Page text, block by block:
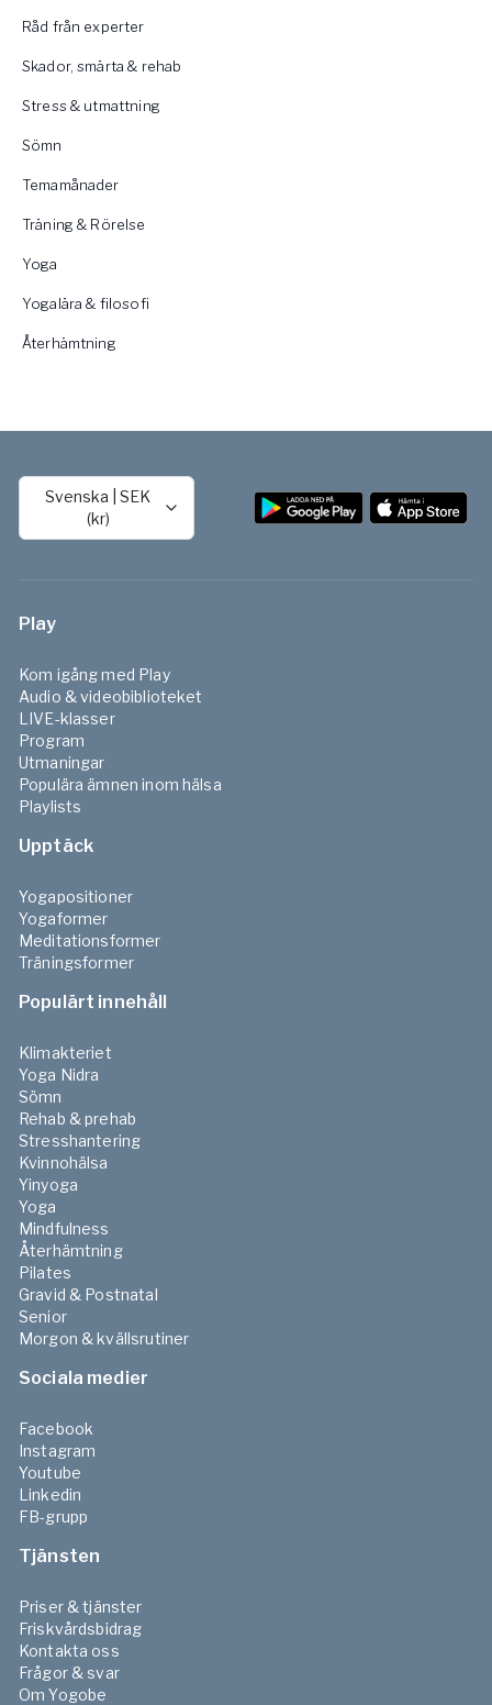
Råd från experter
Skador, smärta & rehab
Stress & utmattning
Sömn
Temamånader
Träning & Rörelse
Yoga
Yogalära & filosofi
Återhämtning
Svenska |SEK
(kr)
Play
Kom igång med Play
Audio & videobiblioteket
LIVE-klasser
Program
Utmaningar
Populära ämnen inom hälsa
Playlists
Upptäck
Yogapositioner
Yogaformer
Meditationsformer
Träningsformer
Populärt innehåll
Klimakteriet
Yoga Nidra
Sömn
Rehab & prehab
Stresshantering
Kvinnohälsa
Yinyoga
Yoga
Mindfulness
Återhämtning
Pilates
Gravid & Postnatal
Senior
Morgon & kvällsrutiner
Sociala medier
Facebook
Instagram
Youtube
Linkedin
FB-grupp
Tjänsten
Priser & tjänster
Friskvårdsbidrag
Kontakta oss
Frågor & svar
Om Yogobe